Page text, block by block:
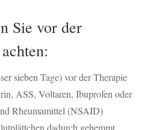
Sie vor der
sieben Tage) vor der Therapie
ASS, Voltaren, Ibuprofen oder
Rheumamittel (NSAID)
dadurch gehemmt